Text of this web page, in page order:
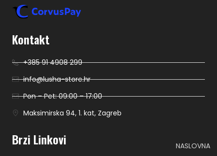
Kontakt
+385 91 4908 299
info@lusha-store.hr
Pon – Pet: 09:00 – 17:00
Maksimirska 94, 1. kat, Zagreb
Brzi Linkovi
NASLOVNA